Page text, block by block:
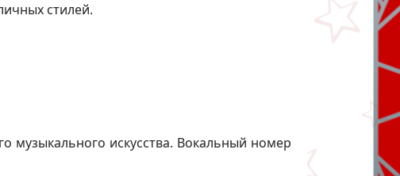
стилей.
музыкального искусства. Вокальный номер